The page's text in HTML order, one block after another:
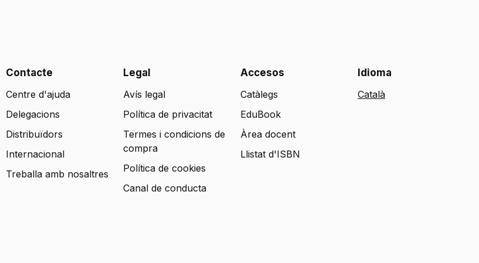
Contacte
Centre d'ajuda
Delegacions
Distribuïdors
Internacional
Treballa amb nosaltres
Legal
Avís legal
Política de privacitat
Termes i condicions de
compra
Política de cookies
Canal de conducta
Accesos
Catàlegs
EduBook
Àrea docent
Llistat d'ISBN
Idioma